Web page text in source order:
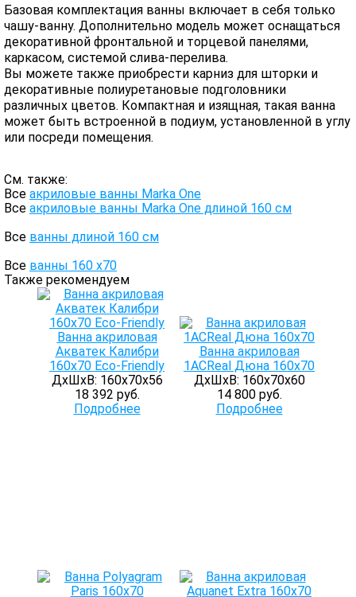
Базовая комплектация ванны включает в себя только
чашу-ванну. Дополнительно модель может оснащаться
декоративной фронтальной и торцевой панелями,
каркасом, системой слива-перелива.
Вы можете также приобрести карниз для шторки и
декоративные полиуретановые подголовники
различных цветов. Компактная и изящная, такая ванна
может быть встроенной в подиум, установленной в углу
или посреди помещения.
См. также:
Все акриловые ванны Marka One
Все акриловые ванны Marka One длиной 160 см
Все ванны длиной 160 см
Все ванны 160 х70
Также рекомендуем
Ванна акриловая
Акватек Калибри
160х70 Eco-Friendly
ДхШхВ: 160х70х56
18 392 руб.
Подробнее
Ванна акриловая
1ACReal Дюна 160x70
ДхШхВ: 160х70х60
14 800 руб.
Подробнее